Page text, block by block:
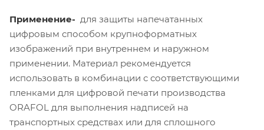
Применение- для защиты напечатанных
цифровым способом крупноформатных
изображений при внутреннем и наружном
применении. Материал рекомендуется
использовать в комбинации с соответствующими
пленками для цифровой печати производства
ORAFOL для выполнения надписей на
транспортных средствах или для cплошногo